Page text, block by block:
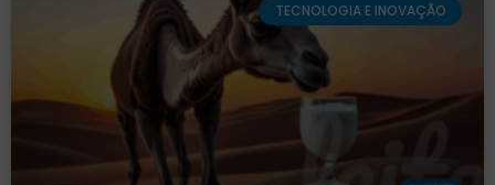
TECNOLOGIA E INOVAÇÃO